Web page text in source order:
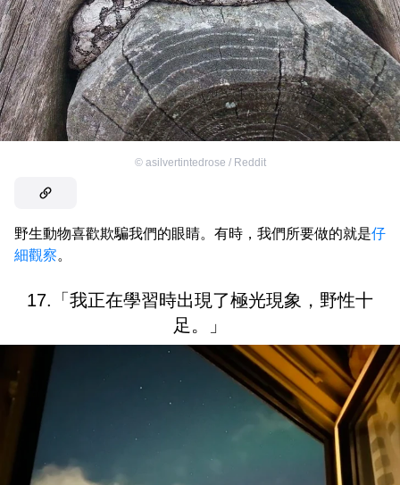
© asilvertintedrose / Reddit
野生動物喜歡欺騙我們的眼睛。有時，我們所要做的就是仔
細觀察。
17.「我正在學習時出現了極光現象，野性十
足。」